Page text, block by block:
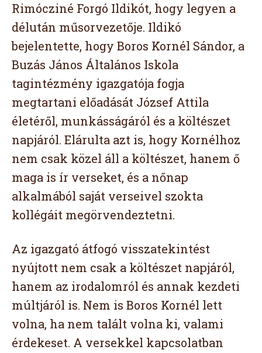
Rimócziné Forgó Ildikót, hogy legyen a
délután műsorvezetője. Ildikó
bejelentette, hogy Boros Kornél Sándor, a
Buzás János Általános Iskola
tagintézmény igazgatója fogja
megtartani előadását József Attila
életéről, munkásságáról és a költészet
napjáról. Elárulta azt is, hogy Kornélhoz
nem csak közel áll a költészet, hanem ő
maga is ír verseket, és a nőnap
alkalmából saját verseivel szokta
kollégáit megörvendeztetni.
Az igazgató átfogó visszatekintést
nyújtott nem csak a költészet napjáról,
hanem az irodalomról és annak kezdeti
múltjáról is. Nem is Boros Kornél lett
volna, ha nem talált volna ki, valami
érdekeset. A versekkel kapcsolatban